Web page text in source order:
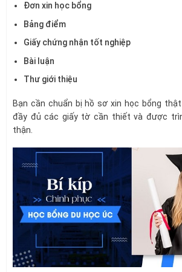
Đơn xin học bổng
Bảng điểm
Giấy chứng nhận tốt nghiệp
Bài luận
Thư giới thiệu
Bạn cần chuẩn bị hồ sơ xin học bổng
đầy đủ các giấy tờ cần thiết và được
thận.